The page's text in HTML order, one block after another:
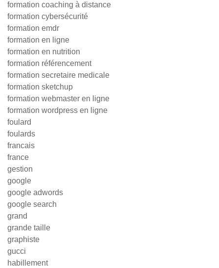
formation coaching à distance
formation cybersécurité
formation emdr
formation en ligne
formation en nutrition
formation référencement
formation secretaire medicale
formation sketchup
formation webmaster en ligne
formation wordpress en ligne
foulard
foulards
francais
france
gestion
google
google adwords
google search
grand
grande taille
graphiste
gucci
habillement